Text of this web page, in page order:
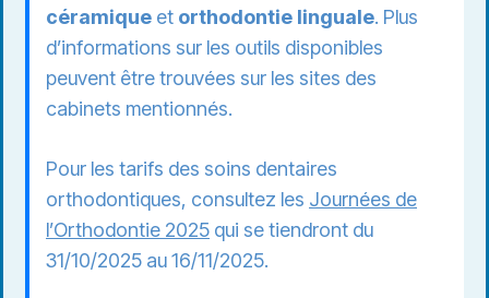
céramique et orthodontie linguale. Plus
d’informations sur les outils disponibles
peuvent être trouvées sur les sites des
cabinets mentionnés.
Pour les tarifs des soins dentaires
orthodontiques, consultez les Journées de
l’Orthodontie 2025 qui se tiendront du
31/10/2025 au 16/11/2025.